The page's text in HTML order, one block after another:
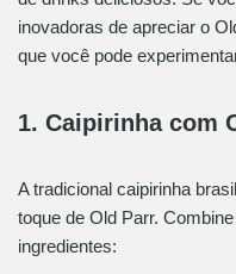
inovadoras de apreciar o
que você pode
1. Caipirinha com
A tradicional caipirinha
toque de Old Parr.
ingredientes: